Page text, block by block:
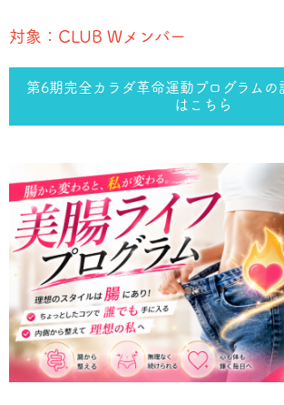
対象：CLUB Wメンバー
第6期完全カラダ革命運動プログラムの
はこちら